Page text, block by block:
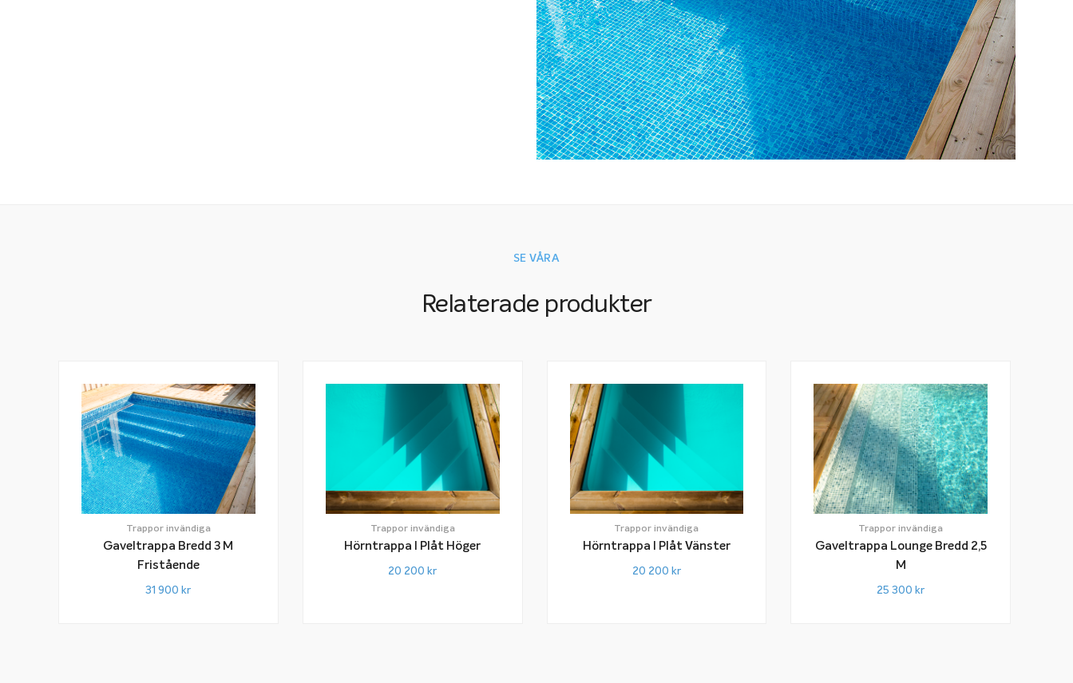
Bredden på trappan avgörs av längden på poolens kortsida. I vårt
standardsortiment finns invändiga gaveltrappor för pooler med kortsidor
upp till sex meter. Vill du ha en pool som är ännu bredare med invändig
gaveltrapp? Kontakta oss via kontaktformuläret eller ring din lokala
återförsäljare för mer information och offert.
Kom ihåg att om du väljer du en pool med invändig trappa ska poolliner för
SE VÅRA
Relaterade produkter
Trappor invändiga
Gaveltrappa Bredd 3 M
Fristående
31 900 kr
Trappor invändiga
Hörntrappa I Plåt Höger
20 200 kr
Trappor invändiga
Hörntrappa I Plåt Vänster
20 200 kr
Trappor invändiga
Gaveltrappa Lounge Bredd 2,5
M
25 300 kr